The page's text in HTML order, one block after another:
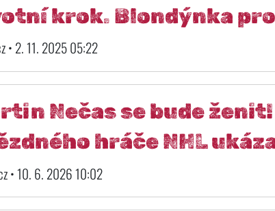
krok. Blondýnka
• 2. 11. 2025 05:22
Nečas se bude
hráče NHL
• 10. 6. 2026 10:02